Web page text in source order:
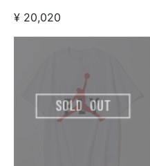
¥ 20,020